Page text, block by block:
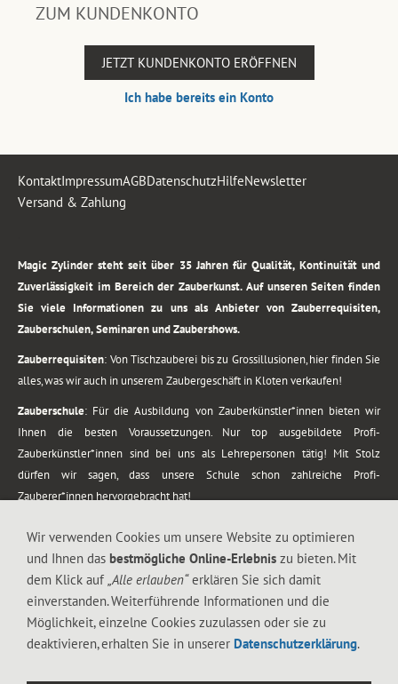
ZUM KUNDENKONTO
JETZT KUNDENKONTO ERÖFFNEN
Ich habe bereits ein Konto
KontaktImpressumAGBDatenschutzHilfeNewsletter
Versand & Zahlung
Magic Zylinder steht seit über 35 Jahren für Qualität, Kontinuität und
Zuverlässigkeit im Bereich der Zauberkunst. Auf unseren Seiten finden
Sie viele Informationen zu uns als Anbieter von Zauberrequisiten,
Zauberschulen, Seminaren und Zaubershows.
Zauberrequisiten: Von Tischzauberei bis zu Grossillusionen, hier finden Sie
alles, was wir auch in unserem Zaubergeschäft in Kloten verkaufen!
Zauberschule: Für die Ausbildung von Zauberkünstler*innen bieten wir
Ihnen die besten Voraussetzungen. Nur top ausgebildete Profi-
Zauberkünstler*innen sind bei uns als Lehrepersonen tätig! Mit Stolz
dürfen wir sagen, dass unsere Schule schon zahlreiche Profi-
Zauberer*innen hervorgebracht hat!
vom Kinderprogramm bis zur Tischzauberei. Lassen Sie sich faszinieren von
meiner Zauber-Sprech-Show, angerührt mit sprachlichen Sequenzen,
gewürzt mit Gags und visuellen Illusionen wie Kaninchen, Vasen, Seilen,
Wir verwenden Cookies um unsere Website zu optimieren
und Ihnen das bestmögliche Online-Erlebnis zu bieten. Mit
dem Klick auf „Alle erlauben“erklären Sie sich damit
einverstanden. Weiterführende Informationen und die
Möglichkeit, einzelne Cookies zuzulassen oder sie zu
deaktivieren, erhalten Sie in unserer Datenschutzerklärung.